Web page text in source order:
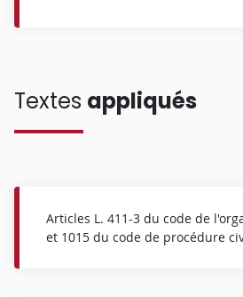
Textes appliqués
Articles L. 411-3 du code de
et 1015 du code de procédure